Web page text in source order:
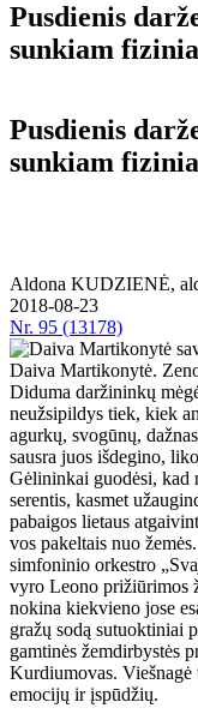
Pusdienis
sunkiam
Pusdienis
sunkiam
Aldona KUDZIENĖ,
2018-08-23
Nr. 95 (13178)
Daiva Martikonytė.
Diduma daržininkų
neužsipildys tiek, kiek
agurkų, svogūnų,
sausra juos išdegino,
Gėlininkai guodėsi, kad
serentis, kasmet
pabaigos lietaus
vos pakeltais nuo
simfoninio orkestro
vyro Leono prižiūrimos
nokina kiekvieno jose
gražų sodą sutuoktiniai
gamtinės žemdirbystės
Kurdiumovas. Viešnagė
emocijų ir įspūdžių.